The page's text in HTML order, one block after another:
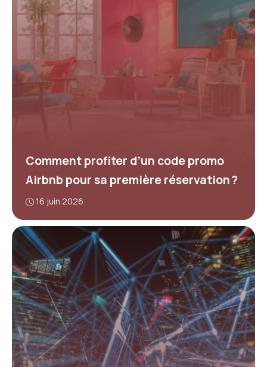
Comment profiter d’un code promo
Airbnb pour sa première réservation ?
16 juin 2026